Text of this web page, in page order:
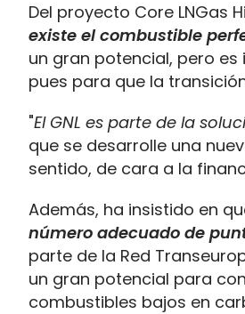
Del proyecto Core LNGas
existe el combustible
un gran potencial, pero
pues para que la
"El GNL es parte de la
que se desarrolle una
sentido, de cara a la
Además, ha insistido en
número adecuado de
parte de la Red
un gran potencial para
combustibles bajos en